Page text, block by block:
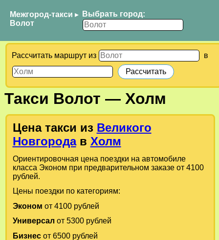
Межгород-такси ▸
Волот
Выбрать город:
Рассчитать маршрут из в
Такси Волот — Холм
Цена такси из Великого
Новгородав Холм
Ориентировочная цена поездки на автомобиле
класса Эконом при предварительном заказе от 4100
рублей.
Цены поездки по категориям:
Эконом от 4100 рублей
Универсал от 5300 рублей
Бизнесот 6500 рублей